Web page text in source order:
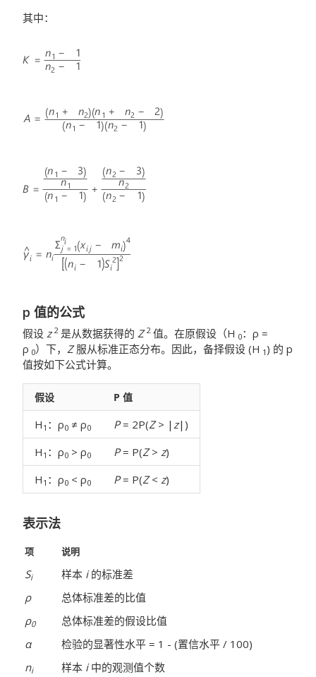
其中：
p 值的公式
假设 z 2是从数据获得的 Z 2值。在原假设（H 0：ρ =
ρ 0）下， Z服从标准正态分布。因此，备择假设 (H 1 ) 的 p
值按如下公式计算。
假设 P 值
H 1 ：ρ0 ≠ ρ0 P= 2P(Z> | z|)
H 1 ：ρ0 > ρ0 P= P(Z> z)
H 1 ：ρ0 < ρ0 P= P(Z< z)
表示法
项 说明
Si 样本 i的标准差
ρ
总体标准差的比值
ρ0
总体标准差的假设比值
α
检验的显著性水平 = 1 - (置信水平 / 100)
ni 样本 i中的观测值个数